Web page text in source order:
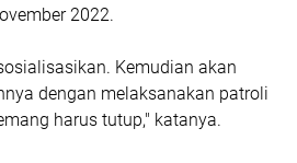
2022.
Kemudian akan
dengan melaksanakan patroli
harus tutup," katanya.